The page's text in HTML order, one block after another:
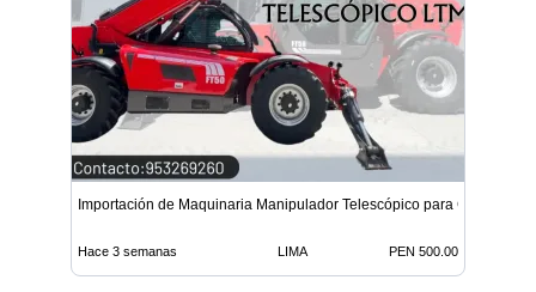
Importación de Maquinaria Manipulador Telescópico para Con
Hace 3 semanas LIMA PEN 500.00